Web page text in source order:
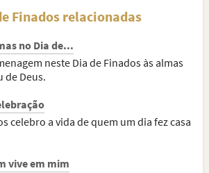
Finados relacionadas
no Dia de...
neste Dia de Finados às almas
de Deus.
celebro a vida de quem um dia fez casa
vive em mim